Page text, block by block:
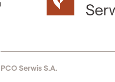
PCO Serwis S.A.